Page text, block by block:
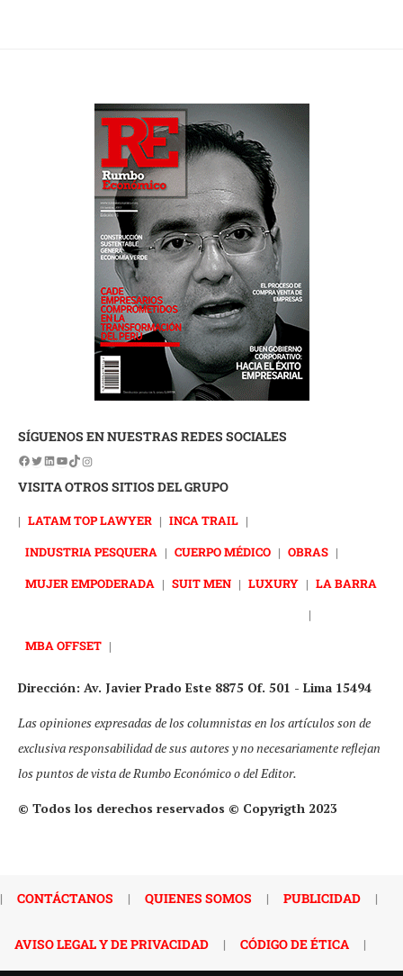
SÍGUENOS EN NUESTRAS REDES SOCIALES
VISITA OTROS SITIOS DEL GRUPO
| LATAM TOP LAWYER | INCA TRAIL |
INDUSTRIA PESQUERA | CUERPO MÉDICO | OBRAS |
MUJER EMPODERADA | SUIT MEN | LUXURY | LA BARRA
|
MBA OFFSET |
Dirección: Av. Javier Prado Este 8875 Of. 501 - Lima 15494
Las opiniones expresadas de los columnistas en los artículos son de
exclusiva responsabilidad de sus autores y no necesariamente reflejan
los puntos de vista de Rumbo Económico o del Editor.
© Todos los derechos reservados © Copyrigth 2023
| CONTÁCTANOS | QUIENES SOMOS | PUBLICIDAD |
AVISO LEGAL Y DE PRIVACIDAD | CÓDIGO DE ÉTICA |